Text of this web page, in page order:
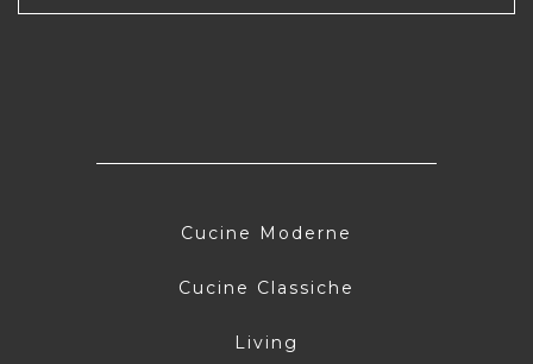
Cucine Moderne
Cucine Classiche
Living